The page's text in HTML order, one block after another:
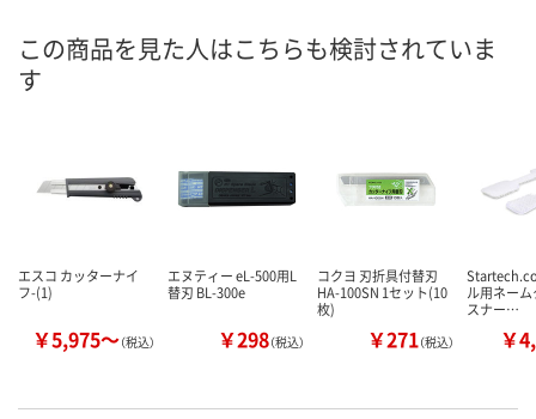
在庫
在庫切れです
数量
この商品を見た人はこちらも検討されていま
す
エスコ カッターナイ
フ-(1)
￥5,975～（税込）
エヌティー eL-500用L
替刃 BL-300e
￥298（税込）
コクヨ 刃折具付替刃
HA-100SN 1セット(10
枚)
￥271（税込）
ル用ネー
スナー…
￥